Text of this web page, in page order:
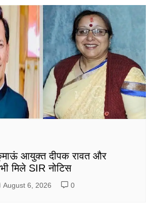
आयुक्त दीपक रावत और
मिले SIR नोटिस
August 6, 2026 0